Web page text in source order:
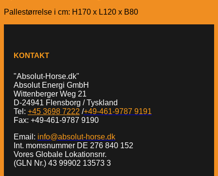
Pallestørrelse i cm: H170 x L120 x B80
KONTAKT
"Absolut-Horse.dk"
Absolut Energi GmbH
Wittenberger Weg 21
D-24941 Flensborg / Tyskland
Tel: +45 3698 7222 /+49-461-9787 9191
Fax: +49-461-9787 9190
Email: info@absolut-horse.dk
Int. momsnummer DE 276 840 152
Vores Globale Lokationsnr.
(GLN Nr.) 43 99902 13573 3